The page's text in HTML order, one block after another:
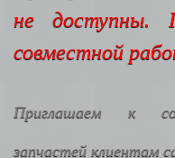
не доступны.
совместной
Приглашаем к
запчастей клиентам